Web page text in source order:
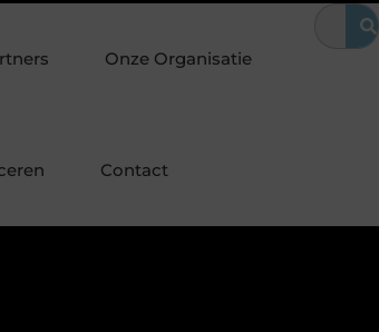
Hoe bouw je een SEO-vriendelijke website
Onze Organisatie
Contact